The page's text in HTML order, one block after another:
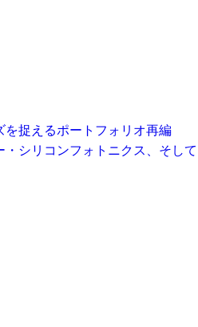
捉えるポートフォリオ再編
・シリコンフォトニクス、そして